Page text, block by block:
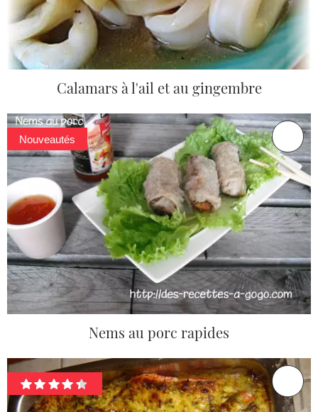
Calamars à l'ail et au gingembre
Nouveautés
Nems au porc rapides